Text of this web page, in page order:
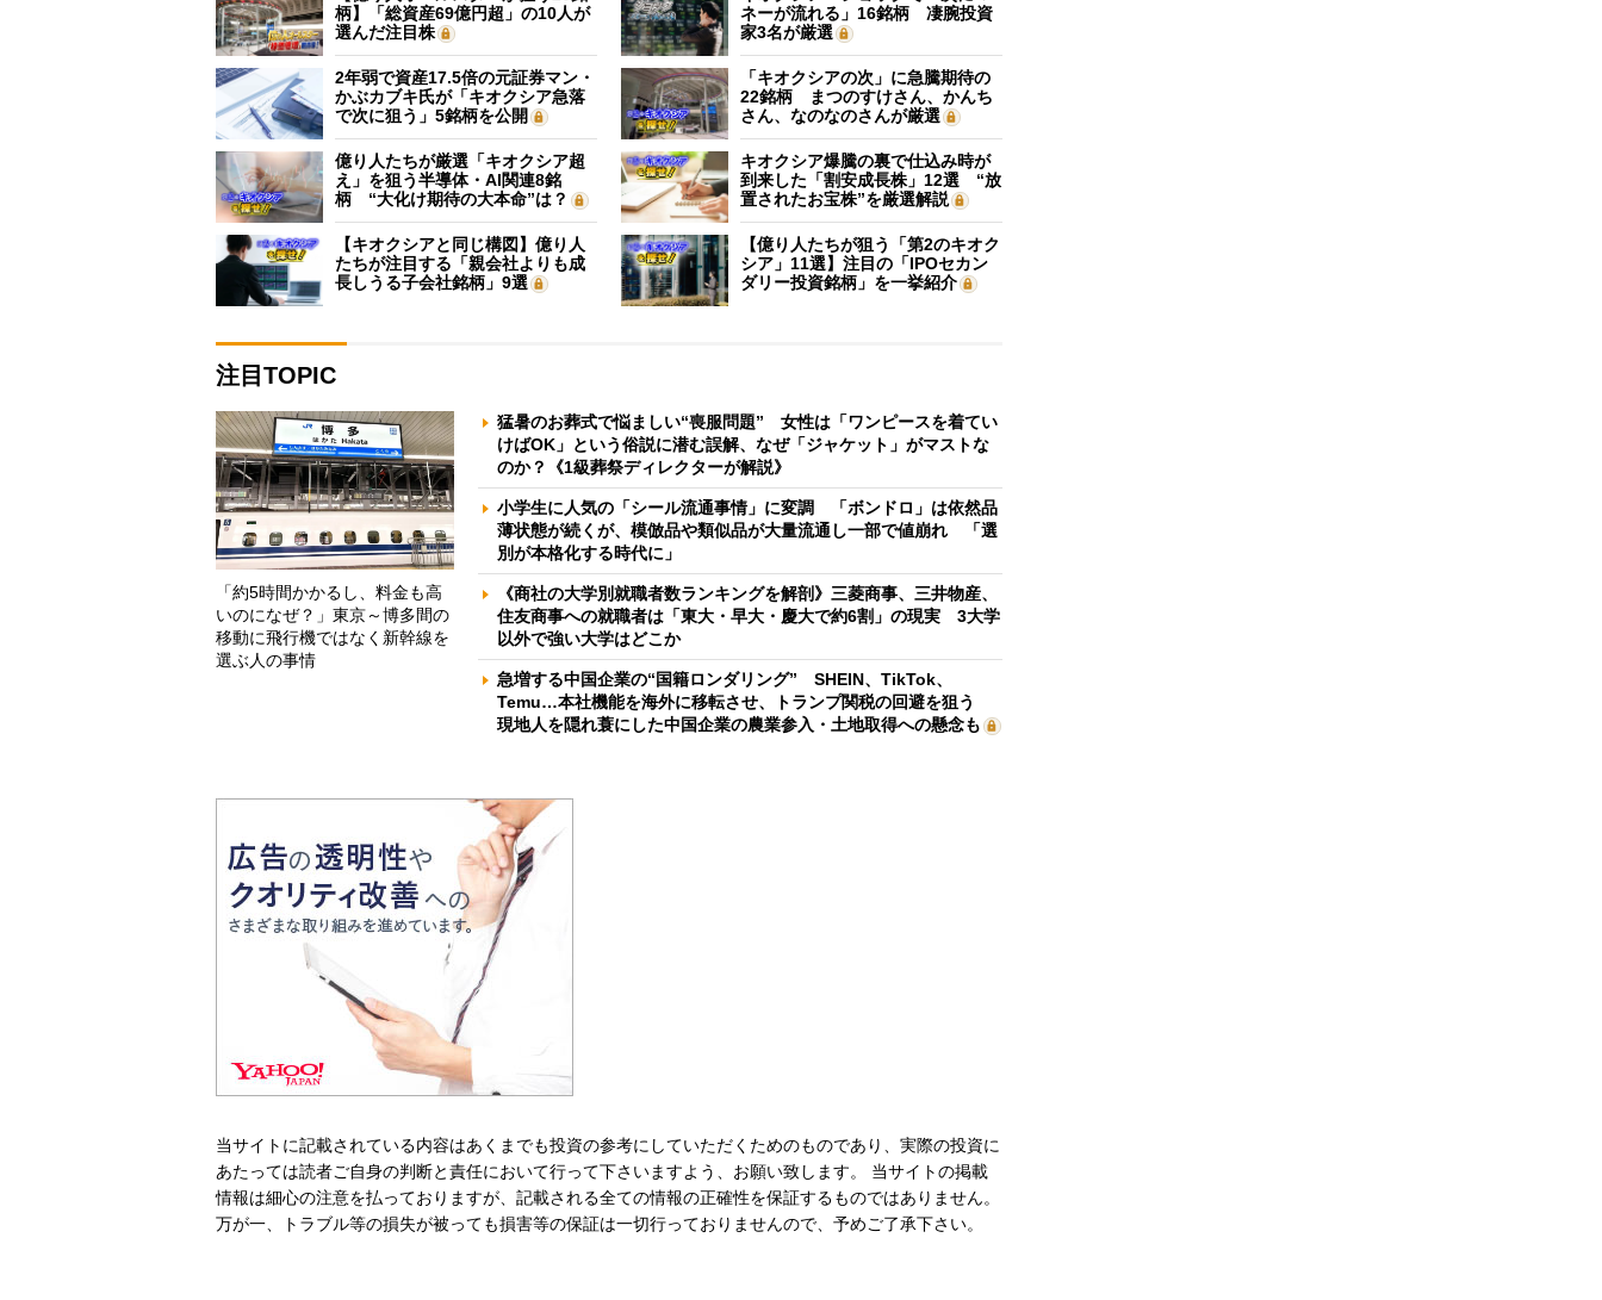
柄】「総資産69億円超」の10人が
選んだ注目株
ネーが流れる」16銘柄 凄腕投資
家3名が厳選
2年弱で資産17.5倍の元証券マン・
かぶカブキ氏が「キオクシア急落
で次に狙う」5銘柄を公開
「キオクシアの次」に急騰期待の
22銘柄 まつのすけさん、かんち
さん、なのなのさんが厳選
億り人たちが厳選「キオクシア超
え」を狙う半導体・AI関連8銘
柄 “大化け期待の大本命”は？
キオクシア爆騰の裏で仕込み時が
到来した「割安成長株」12選 “放
置されたお宝株”を厳選解説
【キオクシアと同じ構図】億り人
たちが注目する「親会社よりも成
長しうる子会社銘柄」9選
【億り人たちが狙う「第2のキオク
シア」11選】注目の「IPOセカン
ダリー投資銘柄」を一挙紹介
注目TOPIC
「約5時間かかるし、料金も高
いのになぜ？」東京～博多間の
移動に飛行機ではなく新幹線を
選ぶ人の事情
猛暑のお葬式で悩ましい“喪服問題” 女性は「ワンピースを着てい
けばOK」という俗説に潜む誤解、なぜ「ジャケット」がマストな
のか？《1級葬祭ディレクターが解説》
小学生に人気の「シール流通事情」に変調 「ボンドロ」は依然品
薄状態が続くが、模倣品や類似品が大量流通し一部で値崩れ 「選
別が本格化する時代に」
《商社の大学別就職者数ランキングを解剖》三菱商事、三井物産、
住友商事への就職者は「東大・早大・慶大で約6割」の現実 3大学
以外で強い大学はどこか
急増する中国企業の“国籍ロンダリング” SHEIN、TikTok、
Temu…本社機能を海外に移転させ、トランプ関税の回避を狙う
現地人を隠れ蓑にした中国企業の農業参入・土地取得への懸念も
当サイトに記載されている内容はあくまでも投資の参考にしていただくためのものであり、実際の投資に
あたっては読者ご自身の判断と責任において行って下さいますよう、お願い致します。 当サイトの掲載
情報は細心の注意を払っておりますが、記載される全ての情報の正確性を保証するものではありません。
万が一、トラブル等の損失が被っても損害等の保証は一切行っておりませんので、予めご了承下さい。